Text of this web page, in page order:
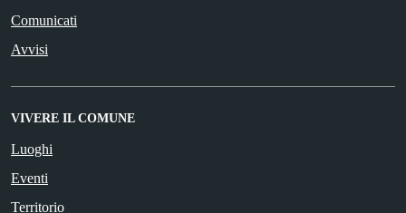
Comunicati
Avvisi
VIVERE IL COMUNE
Luoghi
Eventi
Territorio